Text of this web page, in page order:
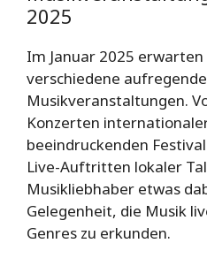
2025
Im Januar 2025 erwarten
verschiedene aufregende
Musikveranstaltungen.
Konzerten
beeindruckenden
Live-Auftritten lokaler
Musikliebhaber etwas
Gelegenheit, die Musik
Genres zu erkunden.